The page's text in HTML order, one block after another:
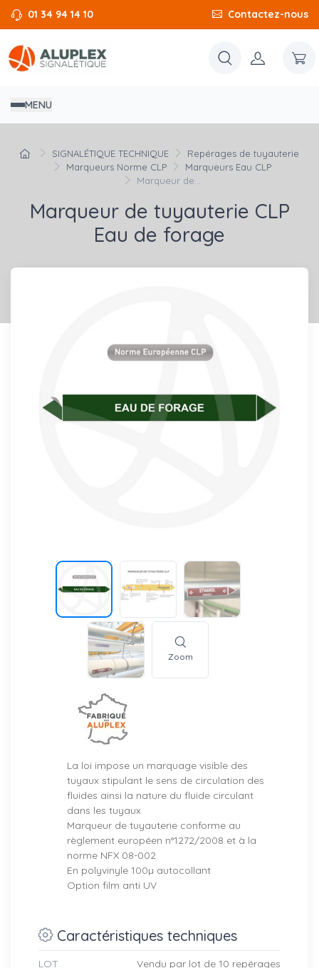
01 34 94 14 10 Contactez-nous
MENU
SIGNALÉTIQUE TECHNIQUE
Repérages de tuyauterie
Marqueurs Norme CLP
Marqueurs Eau CLP
Marqueur de...
Marqueur de tuyauterie CLP
Eau de forage
Zoom
La loi impose un marquage visible des
tuyaux stipulant le sens de circulation des
fluides ainsi la nature du fluide circulant
dans les tuyaux
Marqueur de tuyauterie conforme au
règlement européen n°1272/2008 et à la
norme NFX 08-002
En polyvinyle 100µ autocollant
Option film anti UV
Caractéristiques techniques
LOT Vendu par lot de 10 repérages